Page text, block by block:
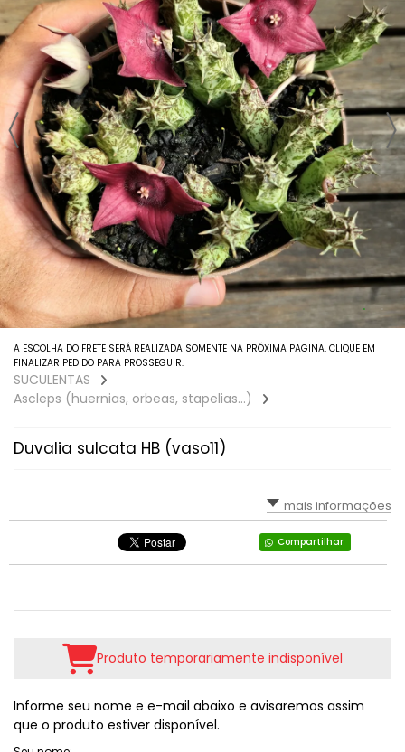
Aeoniuns
Aloes E Agaves
Anacampseros
Babies (vaso6)
Columeias
Cotyledons
Crassulas E Sinocrassulas
Euphorbias E Monadeniuns
Faucarias
Graptoverias, Graptopetaluns E Graptoseduns
Orostachys
Outras Espécies
A ESCOLHA DO FRETE SERÁ REALIZADA SOMENTE NA PRÓXIMA PAGINA, CLIQUE EM
FINALIZAR PEDIDO PARA PROSSEGUIR.
SUCULENTAS
Ascleps (huernias, orbeas, stapelias...)
Duvalia sulcata HB (vaso11)
mais informações
Compartilhar
Produto temporariamente indisponível
Informe seu nome e e-mail abaixo e avisaremos assim
que o produto estiver disponível.